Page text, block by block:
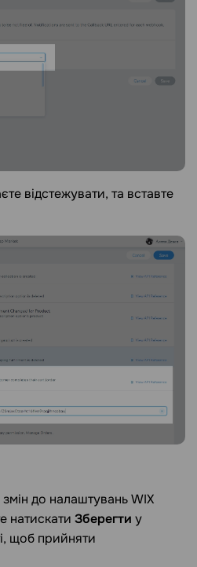
відстежувати, та вставте
до налаштувань WIX
натискати Зберегти у
щоб прийняти